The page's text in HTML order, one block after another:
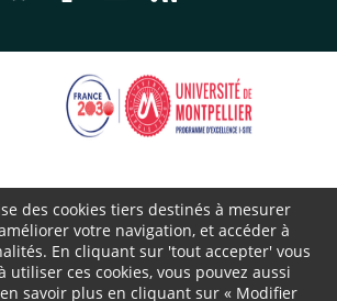
Cirad 2026 ©
Mentions légales
des données personnelles
des cookies tiers destinés à mesurer
votre navigation, et accéder à
En cliquant sur 'tout accepter' vous
utiliser ces cookies, vous pouvez aussi
savoir plus en cliquant sur « Modifier